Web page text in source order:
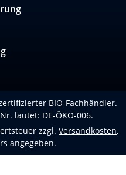
BIO-Fachhändler.
lautet: DE-ÖKO-006.
zzgl. Versandkosten,
angegeben.